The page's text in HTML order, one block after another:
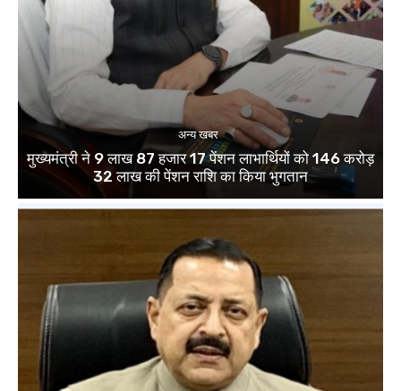
अन्य खबर
मुख्यमंत्री ने 9 लाख 87 हजार 17 पेंशन लाभार्थियों को 146 करोड़
32 लाख की पेंशन राशि का किया भुगतान